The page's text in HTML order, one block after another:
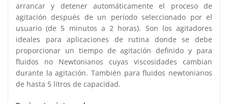
arrancar y detener automáticamente el proceso de
agitación después de un período seleccionado por el
usuario (de 5 minutos a 2 horas). Son los agitadores
ideales para aplicaciones de rutina donde se debe
proporcionar un tiempo de agitación definido y para
fluidos no Newtonianos cuyas viscosidades cambian
durante la agitación. También para fluidos newtonianos
de hasta 5 litros de capacidad.